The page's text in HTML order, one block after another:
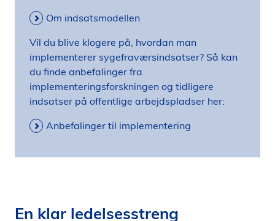
Om indsatsmodellen
Vil du blive klogere på, hvordan man
implementerer sygefraværsindsatser? Så kan
du finde anbefalinger fra
implementeringsforskningen og tidligere
indsatser på offentlige arbejdspladser her:
Anbefalinger til implementering
En klar ledelsesstreng